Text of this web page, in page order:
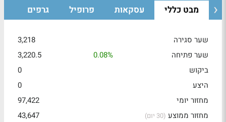
מבט כללי עסקאות פרופיל גרפים
שער סגירה
3,218
שער פתיחה
0.08%
3,220.5
ביקוש
0
היצע
0
מחזור יומי
97,422
מחזור ממוצע (30 יום)
43,647